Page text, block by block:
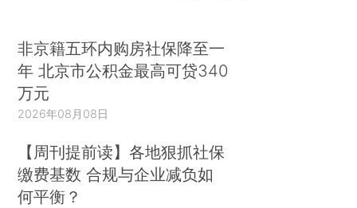
非京籍五环内购房社保降至一
年 北京市公积金最高可贷340
万元
2026年08月08日
【周刊提前读】各地狠抓社保
缴费基数 合规与企业减负如
何平衡？